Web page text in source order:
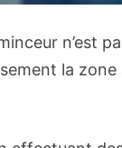
minceur
la